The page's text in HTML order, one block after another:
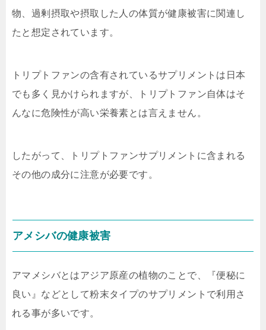
物、過剰摂取や摂取した人の体質が健康被害に関連し
たと想定されています。
トリプトファンの含有されているサプリメントは日本
でも多く見かけられますが、トリプトファン自体はそ
んなに危険性が高い栄養素とは言えません。
したがって、トリプトファンサプリメントに含まれる
その他の成分に注意が必要です。
アメシバの健康被害
アマメシバとはアジア原産の植物のことで、『便秘に
良い』などとして粉末タイプのサプリメントで利用さ
れる事が多いです。